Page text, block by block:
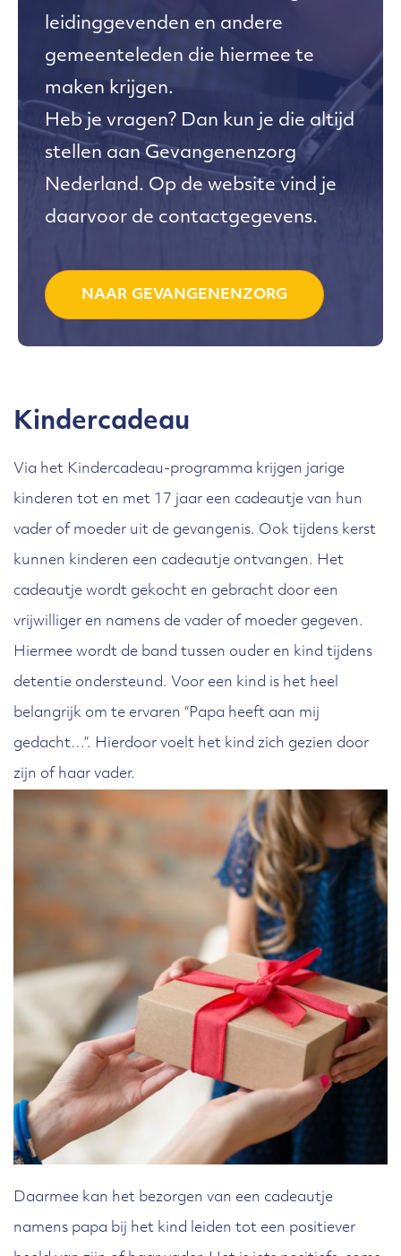
leidinggevenden en andere
gemeenteleden die hiermee te
maken krijgen.
Heb je vragen? Dan kun je die altijd
stellen aan Gevangenenzorg
Nederland. Op de website vind je
daarvoor de contactgegevens.
NAAR GEVANGENENZORG
Kindercadeau
Via het Kindercadeau-programma krijgen jarige
kinderen tot en met 17 jaar een cadeautje van hun
vader of moeder uit de gevangenis. Ook tijdens kerst
kunnen kinderen een cadeautje ontvangen. Het
cadeautje wordt gekocht en gebracht door een
vrijwilliger en namens de vader of moeder gegeven.
Hiermee wordt de band tussen ouder en kind tijdens
detentie ondersteund. Voor een kind is het heel
belangrijk om te ervaren “Papa heeft aan mij
gedacht…”. Hierdoor voelt het kind zich gezien door
zijn of haar vader.
Daarmee kan het bezorgen van een cadeautje
namens papa bij het kind leiden tot een positiever